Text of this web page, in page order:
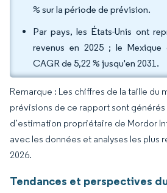
% sur la période de prévision.
Par pays, les États-Unis ont
revenus en 2025 ; le
CAGR de 5,22 % jusqu'en 2031.
Remarque : Les chiffres de la taille du
prévisions de ce rapport sont générés
d’estimation propriétaire de Mordor
avec les données et analyses les plus
2026.
Tendances et perspectives